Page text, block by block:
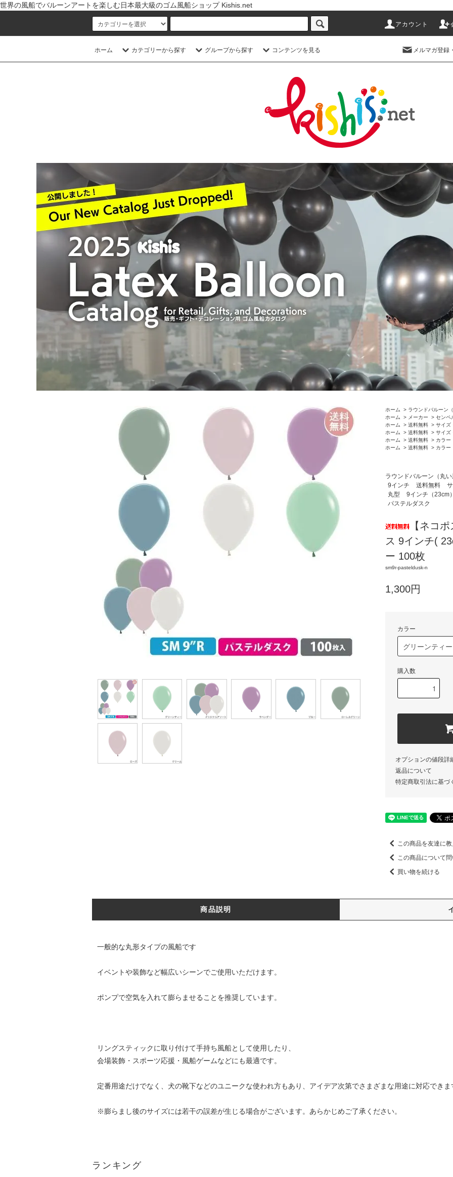
世界の風船でバルーンアートを楽しむ日本最大級のゴム風船ショップ Kishis.net
アカウント
ホーム カテゴリーから探す グループから探す コンテンツを見る メルマガ登録
ホーム > ラウンドバルーン
ホーム
> メーカー > センペ
ホーム
> 送料無料 > サイズ
ホーム
> 送料無料 > サイズ
ホーム
> 送料無料 > カラー
ホーム
> 送料無料 > カラー
ラウンドバルーン（丸い
9インチ
送料無料
丸型
9インチ（23cm）
パステルダスク
【ネコ
ス 9インチ(
ー 100枚
sm9r-pasteldusk-n
1,300円
カラー
購入数
オプションの値段詳
返品について
特定商取引法に基づ
この商品を友達に教
この商品について
買い物を続ける
商品説明
一般的な丸形タイプの風船です
イベントや装飾など幅広いシーンでご使用いただけます。
ポンプで空気を入れて膨らませることを推奨しています。
リングスティックに取り付けて手持ち風船として使用したり、
会場装飾・スポーツ応援・風船ゲームなどにも最適です。
定番用途だけでなく、犬の靴下などのユニークな使われ方もあり、アイデア次第でさまざまな用途に対応できま
※膨らまし後のサイズには若干の誤差が生じる場合がございます。あらかじめご了承ください。
ランキング